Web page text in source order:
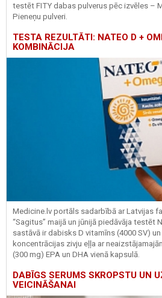
testēt FITY dabas pulverus pēc izvēles –
Pieneņu pulveri.
TESTA REZULTĀTI: NATEO D +
KOMBINĀCIJA
Medicine.lv portāls sadarbībā ar Latvijas
“Sagitus” maijā un jūnijā piedāvāja testēt
sastāvā ir dabisks D vitamīns (4000 SV)
koncentrācijas zivju eļļa ar
(300 mg) EPA un DHA vienā kapsulā.
DABĪGS SERUMS SKROPSTU UN
VEICINĀŠANAI